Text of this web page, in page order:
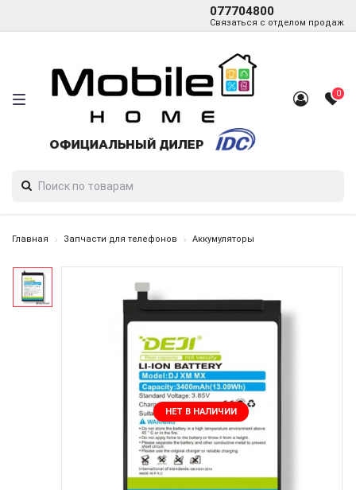
077704800
Связаться с отделом продаж
0
Главная Запчасти для телефонов Аккумуляторы
НЕТ В НАЛИЧИИ